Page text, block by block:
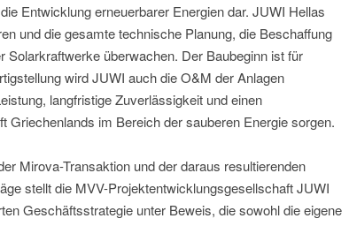
Entwicklung erneuerbarer Energien dar. JUWI Hellas
und die gesamte technische Planung, die Beschaffung
Solarkraftwerke überwachen. Der Baubeginn ist für
wird JUWI auch die O&M der Anlagen
langfristige Zuverlässigkeit und einen
Griechenlands im Bereich der sauberen Energie sorgen.
Mirova-Transaktion und der daraus resultierenden
stellt die MVV-Projektentwicklungsgesellschaft JUWI
Geschäftsstrategie unter Beweis, die sowohl die eigene